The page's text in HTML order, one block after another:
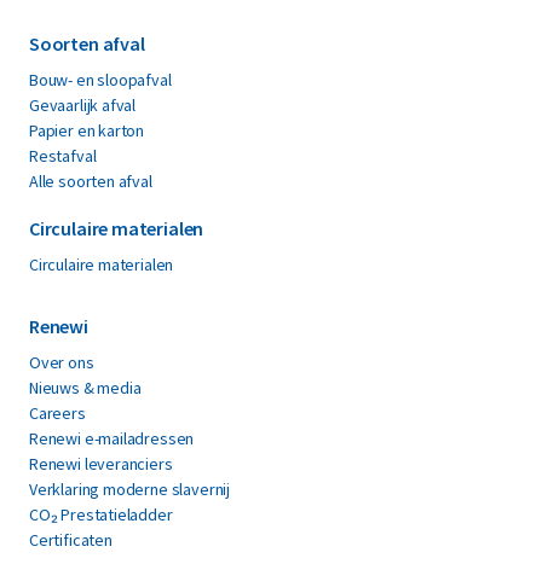
Soorten afval
Bouw- en sloopafval
Gevaarlijk afval
Papier en karton
Restafval
Alle soorten afval
Circulaire materialen
Circulaire materialen
Renewi
Over ons
Nieuws & media
Careers
Renewi e-mailadressen
Renewi leveranciers
Verklaring moderne slavernij
CO₂ Prestatieladder
Certificaten